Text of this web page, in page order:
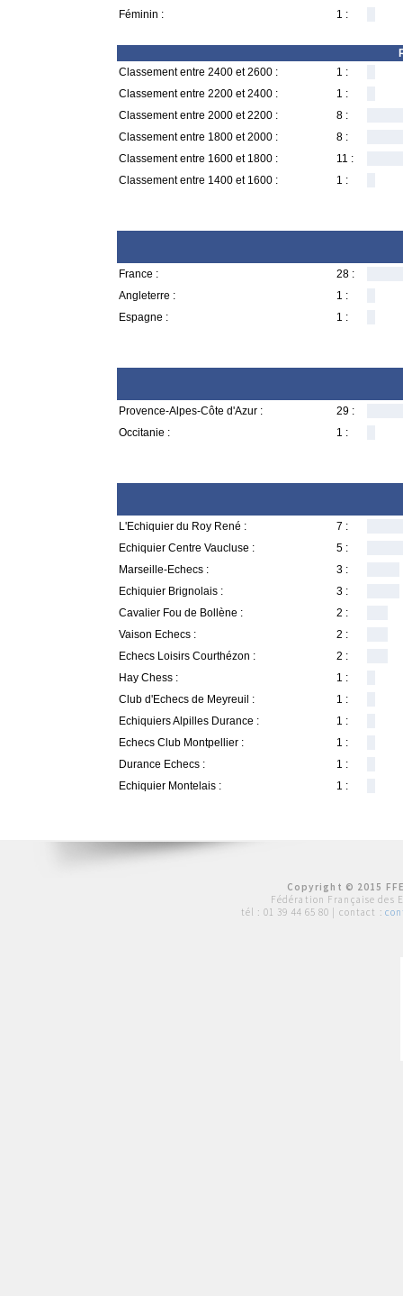
Féminin :
1 :
Classement entre 2400 et 2600 :
1 :
Classement entre 2200 et 2400 :
1 :
Classement entre 2000 et 2200 :
8 :
Classement entre 1800 et 2000 :
8 :
Classement entre 1600 et 1800 :
11 :
Classement entre 1400 et 1600 :
1 :
France :
28 :
Angleterre :
1 :
Espagne :
1 :
Provence-Alpes-Côte d'Azur :
29 :
Occitanie :
1 :
L'Echiquier du Roy René :
7 :
Echiquier Centre Vaucluse :
5 :
Marseille-Echecs :
3 :
Echiquier Brignolais :
3 :
Cavalier Fou de Bollène :
2 :
Vaison Echecs :
2 :
Echecs Loisirs Courthézon :
2 :
Hay Chess :
1 :
Club d'Echecs de Meyreuil :
1 :
Echiquiers Alpilles Durance :
1 :
Echecs Club Montpellier :
1 :
Durance Echecs :
1 :
Echiquier Montelais :
1 :
Copyright © 2015
Fédération Française des
tél : 01 39 44 65 80 | contact :